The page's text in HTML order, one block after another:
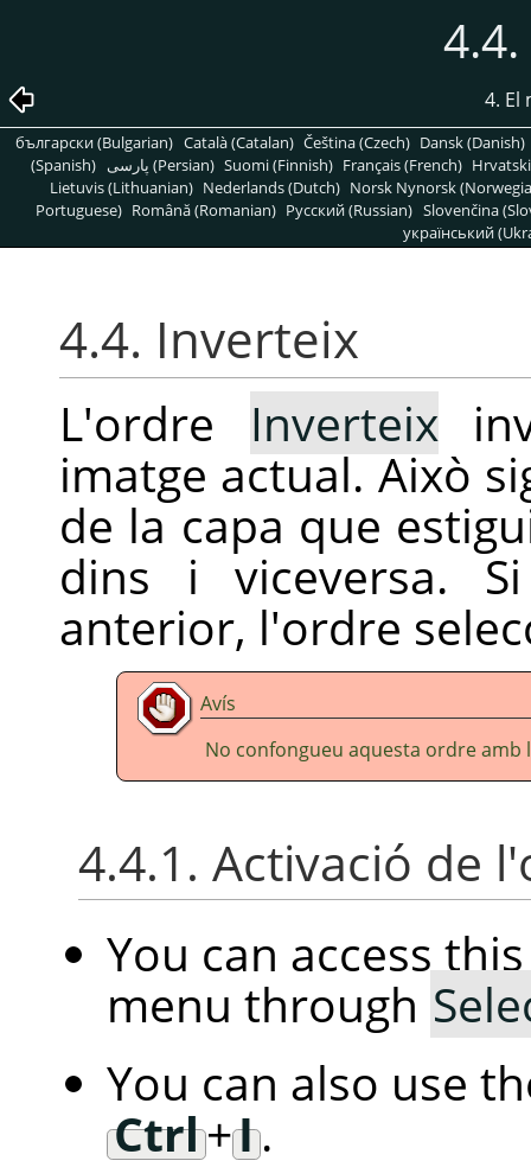
4. El
български (Bulgarian) Català (Catalan) Čeština (Czech) Dansk (Danish)
(Spanish)
پارسی (Persian) Suomi (Finnish) Français (French)
Lietuvis (Lithuanian) Nederlands (Dutch) Norsk Nynorsk
Portuguese) Română (Romanian) Pусский (Russian) Slovenčina
український
4.4. Inverteix
L'ordre Inverteix
imatge actual. Això
de la capa que
dins i viceversa.
anterior, l'ordre
Avís
No confongueu aquesta ordre
4.4.1. Activació de
You can access
menu through
You can also use
Ctrl+I.